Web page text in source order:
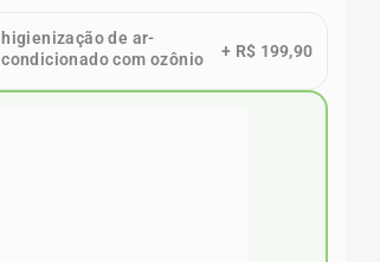
higienização de ar-
condicionado com ozônio
+ R$ 199,90